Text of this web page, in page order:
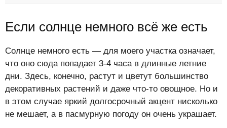
Если солнце немного всё же есть
Солнце немного есть — для моего участка означает,
что оно сюда попадает 3-4 часа в длинные летние
дни. Здесь, конечно, растут и цветут большинство
декоративных растений и даже что-то овощное. Но и
в этом случае яркий долгосрочный акцент нисколько
не мешает, а в пасмурную погоду он очень украшает.